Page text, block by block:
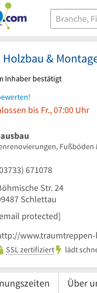
Holzbau &
Inhaber bestätigt
bis Fr., 07:00 Uhr
Fußböden
671078
Str. 24
Schlettau
protected]
SSL zertifiziert lädt
Über